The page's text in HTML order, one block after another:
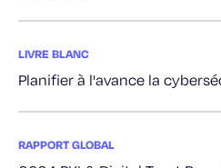
LIVRE BLANC
Planifier à l'avance la
RAPPORT GLOBAL